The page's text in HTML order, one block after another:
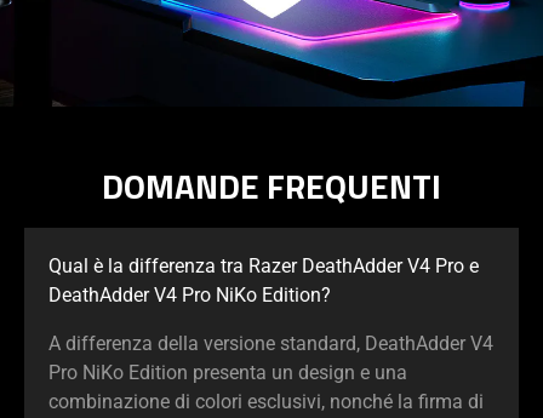
DOMANDE FREQUENTI
Qual è la differenza tra Razer DeathAdder V4 Pro e
DeathAdder V4 Pro NiKo Edition?
A differenza della versione standard, DeathAdder V4
Pro NiKo Edition presenta un design e una
combinazione di colori esclusivi, nonché la firma di